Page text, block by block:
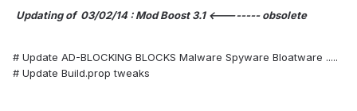
Updating of 03/02/14 : Mod Boost 3.1 <-------- obsolete
# Update AD-BLOCKING BLOCKS Malware Spyware Bloatware .....
# Update Build.prop tweaks